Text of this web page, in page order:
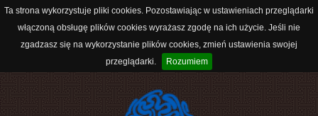
Ta strona wykorzystuje pliki cookies. Pozostawiając w ustawieniach przeglądarki
włączoną obsługę plików cookies wyrażasz zgodę na ich użycie. Jeśli nie
zgadzasz się na wykorzystanie plików cookies, zmień ustawienia swojej
przeglądarki.
Rozumiem